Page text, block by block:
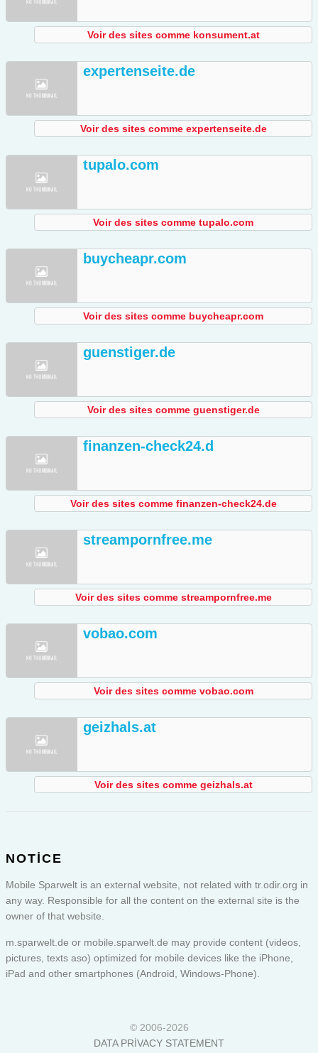
Voir des sites comme konsument.at
expertenseite.de
Voir des sites comme expertenseite.de
tupalo.com
Voir des sites comme tupalo.com
buycheapr.com
Voir des sites comme buycheapr.com
guenstiger.de
Voir des sites comme guenstiger.de
finanzen-check24.d
Voir des sites comme finanzen-check24.de
streampornfree.me
Voir des sites comme streampornfree.me
vobao.com
Voir des sites comme vobao.com
geizhals.at
Voir des sites comme geizhals.at
NOTICE
Mobile Sparwelt is an external website, not related with tr.odir.org in
any way. Responsible for all the content on the external site is the
owner of that website.
m.sparwelt.de or mobile.sparwelt.de may provide content (videos,
pictures, texts aso) optimized for mobile devices like the iPhone,
iPad and other smartphones (Android, Windows-Phone).
© 2006-2026
DATA PRIVACY STATEMENT